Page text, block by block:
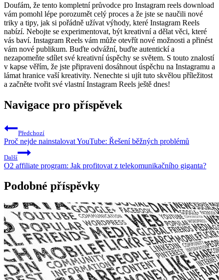
Doufám, že tento kompletní průvodce pro Instagram reels download
vám pomohl lépe porozumět celý proces a že jste se naučili nové
triky a tipy, jak si pořádně užívat výhody, které Instagram Reels
nabízí. Nebojte se experimentovat, být kreativní a dělat věci, které
vás baví. Instagram Reels vám může otevřít nové možnosti a přinést
vám nové publikum. Buďte odvážní, buďte autentickí a
nezapomeňte sdílet své kreativní úspěchy se světem. S touto znalostí
v kapse věřím, že jste připraveni dosáhnout úspěchu na Instagramu a
lámat hranice vaší kreativity. Nenechte si ujít tuto skvělou příležitost
a začněte tvořit své vlastní Instagram Reels ještě dnes!
Navigace pro příspěvek
Předchozí
Proč nejde nainstalovat YouTube: Řešení běžných problémů
Další
O2 affiliate program: Jak profitovat z telekomunikačního giganta?
Podobné příspěvky